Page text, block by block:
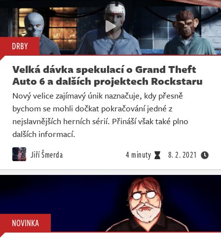
DRBY
Velká dávka spekulací o Grand Theft
Auto 6 a dalších projektech Rockstaru
Nový velice zajímavý únik naznačuje, kdy přesně
bychom se mohli dočkat pokračování jedné z
nejslavnějších herních sérií. Přináší však také plno
dalších informací.
Jiří Šmerda 4 minuty 8. 2. 2021
NOVINKA